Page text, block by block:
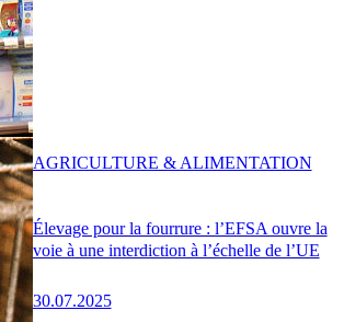
Élevage pour la fourrure : l’EFSA ouvre la
voie à une interdiction à l’échelle de l’UE
30.07.2025
AGRICULTURE & ALIMENTATION